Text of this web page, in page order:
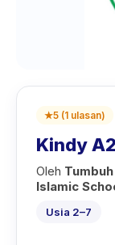
★5 (1 ulasan)
Kindy
Oleh
Islamic
Usia 2–7